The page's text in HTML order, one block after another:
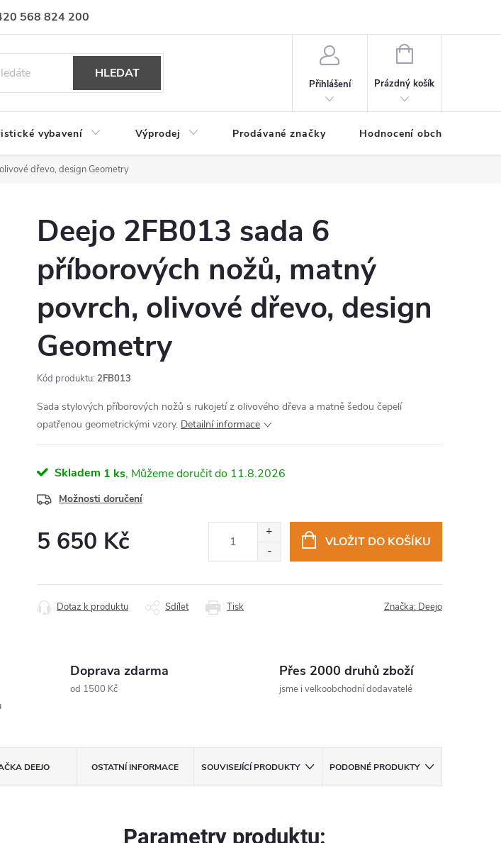
568 824 200
Hodnocení obchodu
HLEDAT
Přihlášení
NÁKUPNÍ
Prázdný košík
vybavení Výprodej Prodávané značky Hodnocení obchodu
dřevo, design Geometry
Deejo 2FB013 sada 6
příborových nožů, matný
povrch, olivové dřevo, design
Geometry
Kód produktu: 2FB013
Sada stylových příborových nožů s rukojetí z olivového dřeva a matně šedou čepelí
opatřenou geometrickými vzory. Detailní informace
Skladem 1 ks 11.8.2026
Možnosti doručení
5 650 Kč VLOŽIT DO KOŠÍKU
Tisk
Dotaz k produktu Sdílet Značka: Deejo
Doprava zdarma
od 1500 Kč
Přes 2000 druhů zboží
jsme i velkoobchodní dodavatelé
DEEJO OSTATNÍ INFORMACE SOUVISEJÍCÍ PRODUKTY PODOBNÉ PRODUKTY
Parametry produktu: